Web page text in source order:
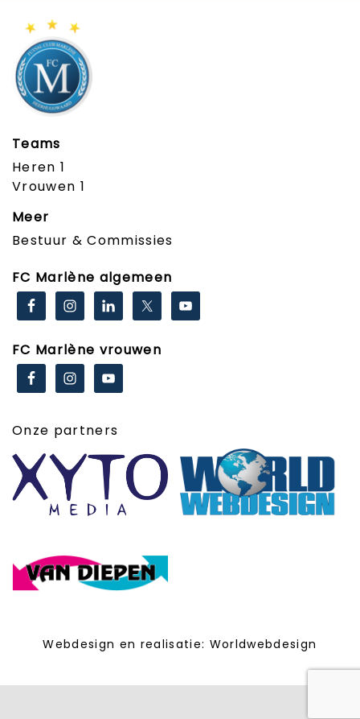
Teams
Heren 1
Vrouwen 1
Meer
Bestuur & Commissies
FC Marlène algemeen
FC Marlène vrouwen
Onze partners
Webdesign en realisatie: Worldwebdesign